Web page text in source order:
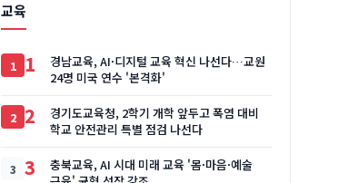
교육
1
경남교육, AI·디지털 교육 혁신 나선다…교원
24명 미국 연수 '본격화'
2
경기도교육청, 2학기 개학 앞두고 폭염 대비
학교 안전관리 특별 점검 나선다
3
충북교육, AI 시대 미래 교육 '몸·마음·예술